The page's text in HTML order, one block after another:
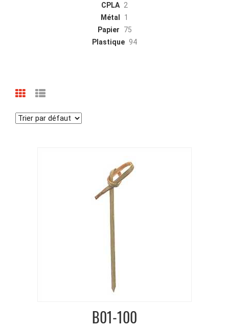
CPLA 2
Métal
1
Papier
75
Plastique 94
B01-100